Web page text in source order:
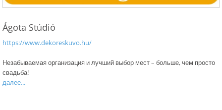
Ágota Stúdió
https://www.dekoreskuvo.hu/
Незабываемая организация и лучший выбор мест – больше, чем просто
свадьба!
далее...